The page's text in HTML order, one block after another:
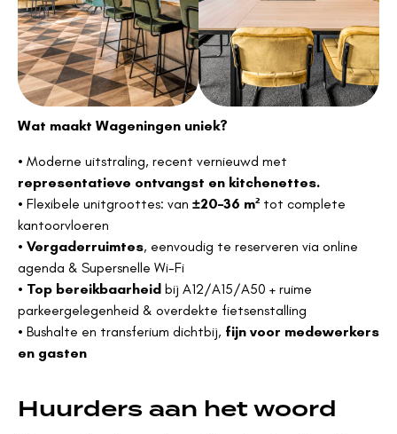
Wat maakt Wageningen uniek?
• Moderne uitstraling, recent vernieuwd met
representatieve ontvangst en kitchenettes.
• Flexibele unitgroottes: van ±20–36 m² tot complete
kantoorvloeren
• Vergaderruimtes, eenvoudig te reserveren via online
agenda & Supersnelle Wi-Fi
• Top bereikbaarheid bij A12/A15/A50 + ruime
parkeergelegenheid & overdekte fietsenstalling
• Bushalte en transferium dichtbij, fijn voor medewerkers
en gasten
Huurders aan het woord